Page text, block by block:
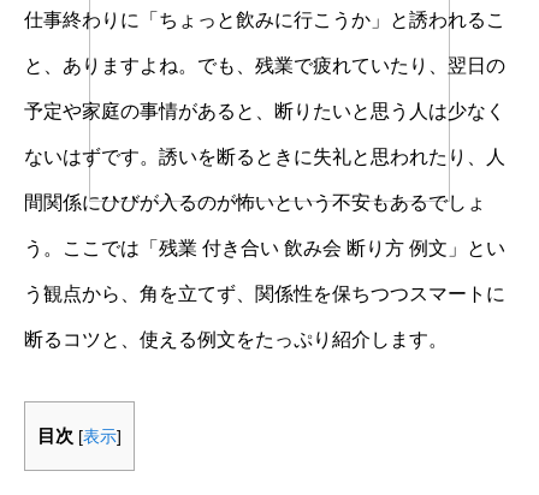
仕事終わりに「ちょっと飲みに行こうか」と誘われるこ
と、ありますよね。でも、残業で疲れていたり、翌日の
予定や家庭の事情があると、断りたいと思う人は少なく
ないはずです。誘いを断るときに失礼と思われたり、人
間関係にひびが入るのが怖いという不安もあるでしょ
う。ここでは「残業 付き合い 飲み会 断り方 例文」とい
う観点から、角を立てず、関係性を保ちつつスマートに
断るコツと、使える例文をたっぷり紹介します。
目次 [表示]